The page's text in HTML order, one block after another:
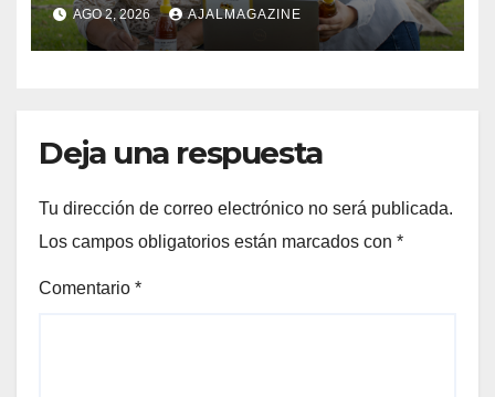
mujeres rurales en
Centroamérica
AGO 2, 2026 AJALMAGAZINE
Deja una respuesta
Tu dirección de correo electrónico no será publicada.
Los campos obligatorios están marcados con *
Comentario *